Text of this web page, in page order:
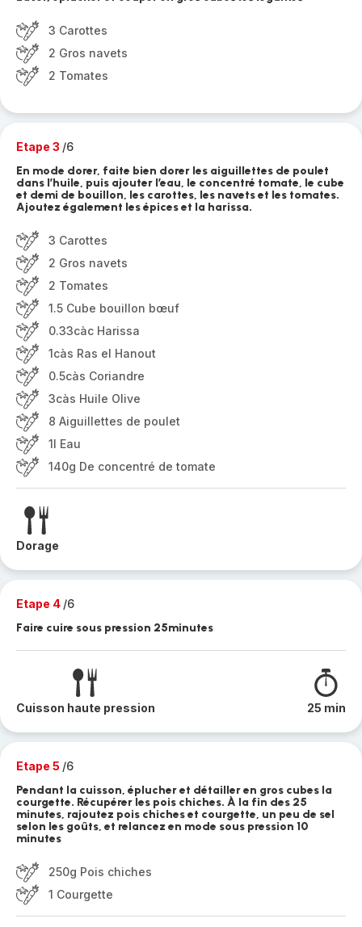
3 Carottes
2 Gros navets
2 Tomates
Etape 3 /6
En mode dorer, faite bien dorer les aiguillettes de poulet
dans l’huile, puis ajouter l’eau, le concentré tomate, le cube
et demi de bouillon, les carottes, les navets et les tomates.
Ajoutez également les épices et la harissa.
3 Carottes
2 Gros navets
2 Tomates
1.5 Cube bouillon bœuf
0.33càc Harissa
1càs Ras el Hanout
0.5càs Coriandre
3càs Huile Olive
8 Aiguillettes de poulet
1l Eau
140g De concentré de tomate
Dorage
Etape 4 /6
Faire cuire sous pression 25minutes
Cuisson haute pression 25 min
Etape 5 /6
Pendant la cuisson, éplucher et détailler en gros cubes la
courgette. Récupérer les pois chiches. À la fin des 25
minutes, rajoutez pois chiches et courgette, un peu de sel
selon les goûts, et relancez en mode sous pression 10
minutes
250g Pois chiches
1 Courgette